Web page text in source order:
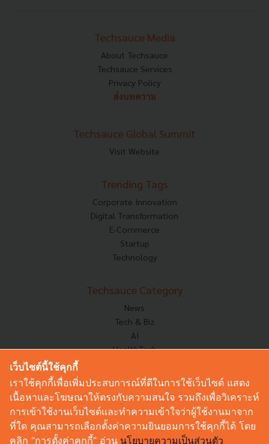
Techsauce Media
About Techsauce
Techsauce Services
Privacy Policy
ส่งบทความ
Techsauce Global Summit
Visit Website
Trending Tags
Corporate Innovation
Digital Transformation
E-Commerce
Startup
Technology
Techsauce Category
News
Tech & Biz
AI
HealthTech
Corp Innov
Saucy Thoughts
Based On
Sustainable
Videos
เว็บไซต์นี้ใช้คุกกี้
เราใช้คุกกี้เพื่อเพิ่มประสบการณ์ที่ดีในการใช้เว็บไซต์ แสดง
เนื้อหาและโฆษณาให้ตรงกับความสนใจ รวมถึงเพื่อวิเคราะห์
การเข้าใช้งานเว็บไซต์และทำความเข้าใจว่าผู้ใช้งานมาจาก
ที่ใด คุณสามารถเลือกตั้งค่าความยินยอมการใช้คุกกี้ได้ โดย
คลิก “การตั้งค่าคุกกี้” อ่าน นโยบายความเป็นส่วนตัว